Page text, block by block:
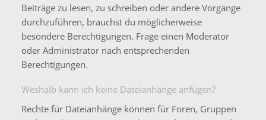
Beiträge zu lesen, zu schreiben oder andere Vorgänge
durchzuführen, brauchst du möglicherweise
besondere Berechtigungen. Frage einen Moderator
oder Administrator nach entsprechenden
Berechtigungen.
Weshalb kann ich keine Dateianhänge anfügen?
Rechte für Dateianhänge können für Foren, Gruppen